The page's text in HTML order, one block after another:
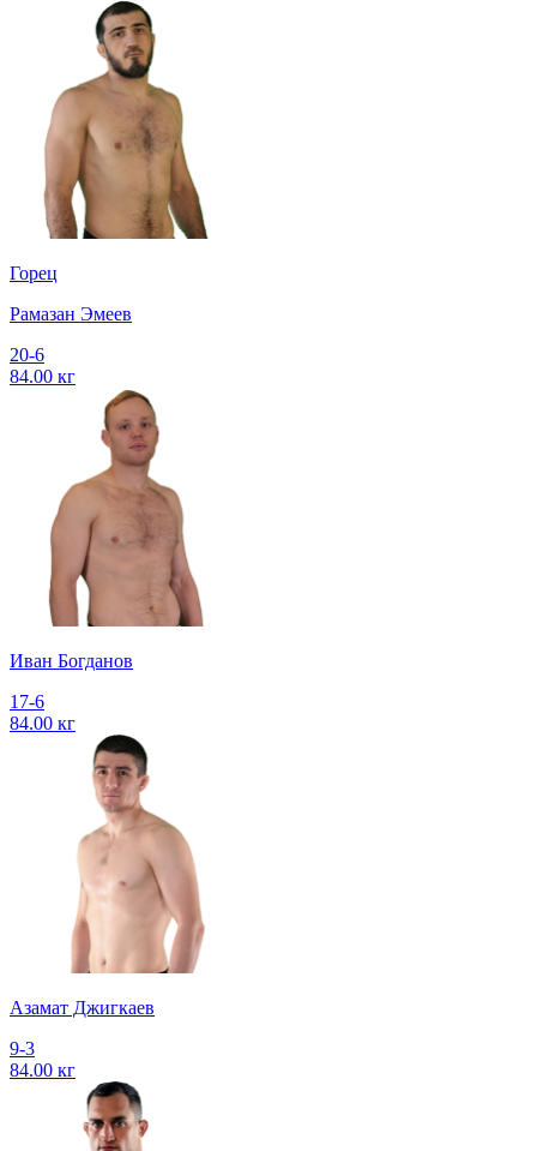
Горец
Рамазан Эмеев
20-6
84.00 кг
Иван Богданов
17-6
84.00 кг
Азамат Джигкаев
9-3
84.00 кг